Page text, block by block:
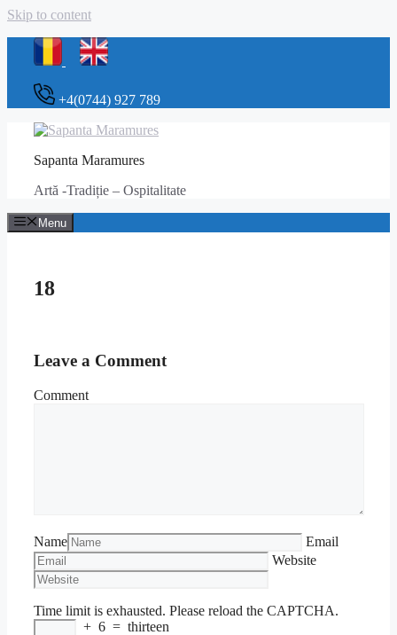
Skip to content
+4(0744) 927 789
Sapanta Maramures
Artă -Tradiție – Ospitalitate
Menu
18
Leave a Comment
Comment
Name
Email
Website
Time limit is exhausted. Please reload the CAPTCHA.
+ 6 = thirteen